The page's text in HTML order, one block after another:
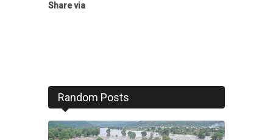
Share via
Random Posts